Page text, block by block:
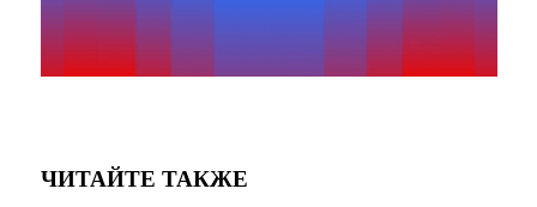
ЧИТАЙТЕ ТАКЖЕ